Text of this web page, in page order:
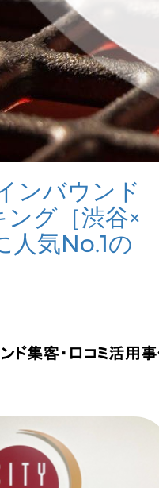
ンバウンド
ング［渋谷×
人気No.1の